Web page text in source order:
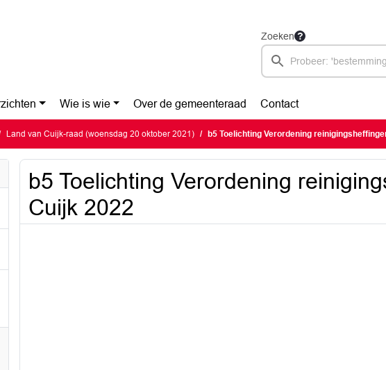
Zoeken
Wie is wie Over de gemeenteraad Contact
Land van Cuijk-raad (woensdag 20 oktober 2021) b5 Toelichting Verordening
b5 Toelichting Verordening
Cuijk 2022